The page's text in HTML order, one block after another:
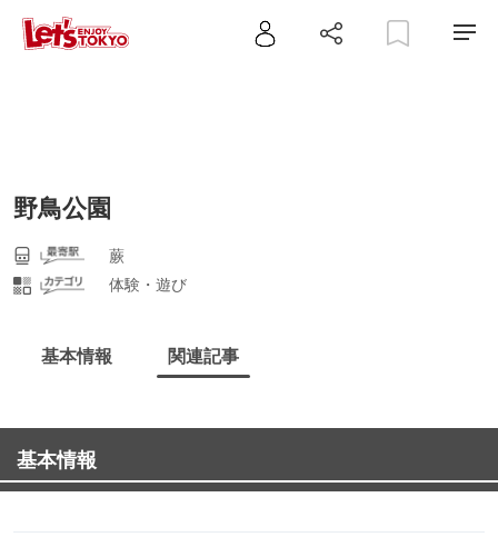
野鳥公園
蕨
体験・遊び
基本情報 関連記事
基本情報